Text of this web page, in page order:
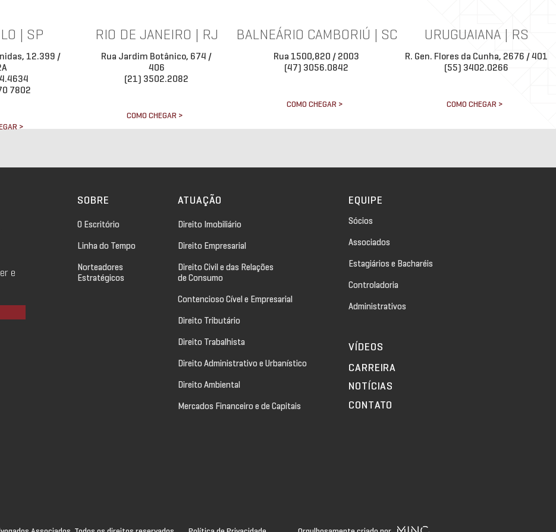
| SP
12.399 /
7802
>
RIO DE JANEIRO | RJ
Rua Jardim Botânico, 674 /
406
(21) 3502.2082
COMO CHEGAR >
BALNEÁRIO CAMBORIÚ | SC
Rua 1500,820 / 2003
(47) 3056.0842
COMO CHEGAR >
URUGUAIANA | RS
R. Gen. Flores da Cunha, 2676 / 401
(55) 3402.0266
COMO CHEGAR >
e
SOBRE
O Escritório
Linha do Tempo
Norteadores
Estratégicos
ATUAÇÃO
Direito Imobiliário
Direito Empresarial
Direito Civil e das Relações
de Consumo
Contencioso Cível e Empresarial
Direito Tributário
Direito Trabalhista
Direito Administrativo e Urbanístico
Direito Ambiental
Mercados Financeiro e de Capitais
EQUIPE
Sócios
Associados
Estagiários e Bacharéis
Controladoria
Administrativos
VÍDEOS
NOTÍCIAS
CONTATO
CARREIRA